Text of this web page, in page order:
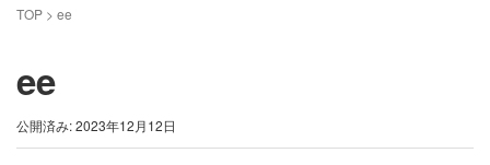
TOP > ee
ee
公開済み: 2023年12月12日